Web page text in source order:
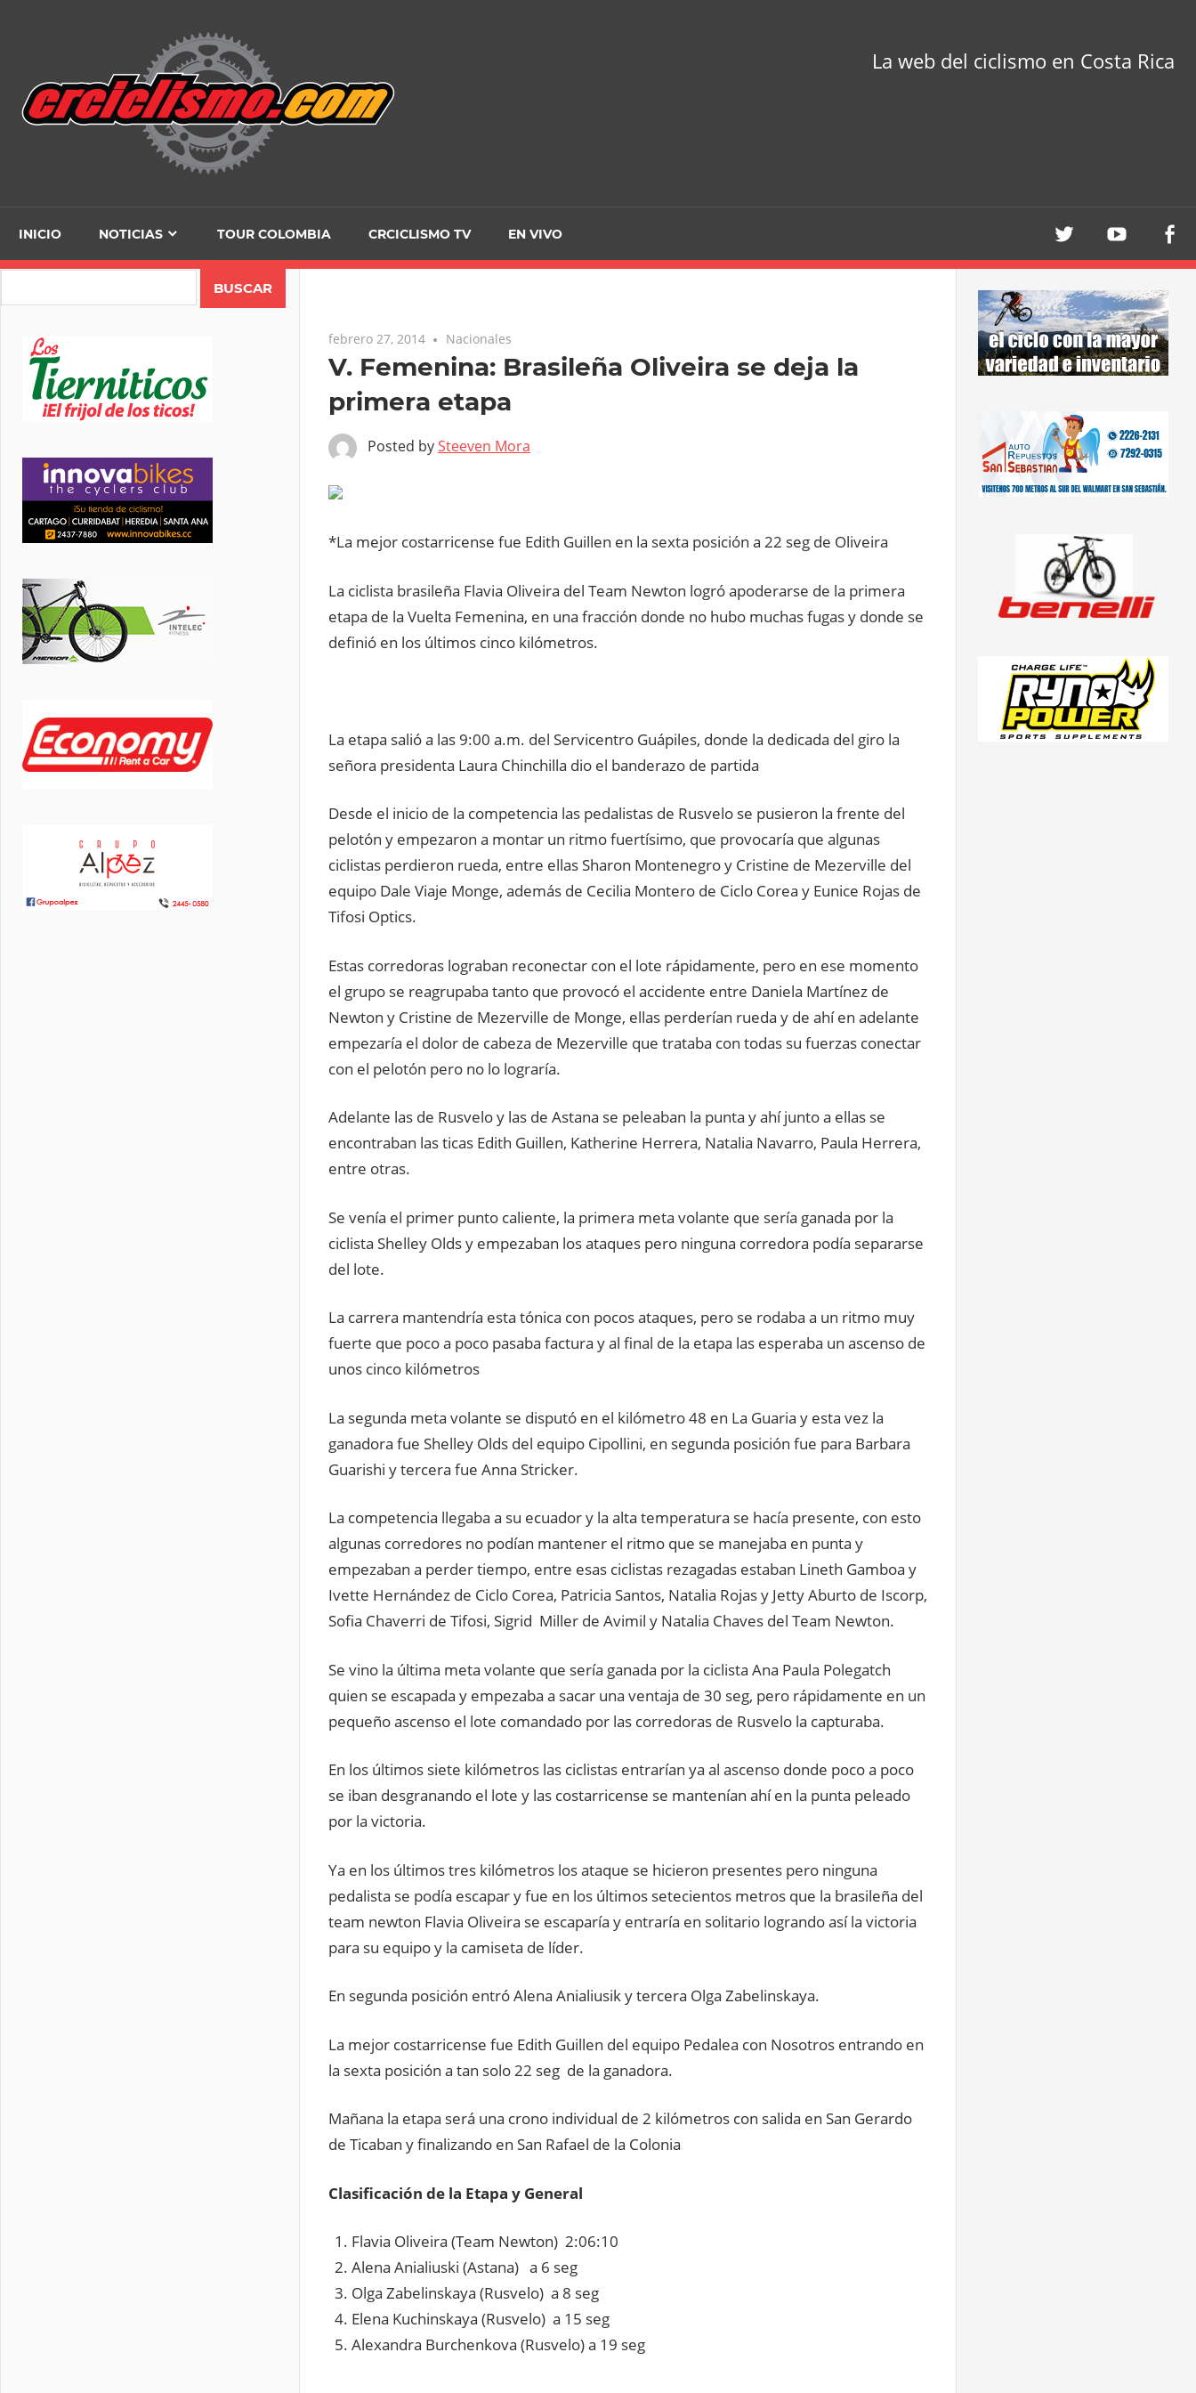
La web del ciclismo en Costa Rica
INICIO NOTICIAS TOUR COLOMBIA CRCICLISMO TV EN VIVO
febrero 27, 2014 Nacionales
V. Femenina: Brasileña Oliveira se deja la
primera etapa
Posted bySteeven Mora
*La mejor costarricense fue Edith Guillen en la sexta posición a 22 seg de Oliveira
La ciclista brasileña Flavia Oliveira del Team Newton logró apoderarse de la primera
etapa de la Vuelta Femenina, en una fracción donde no hubo muchas fugas y donde se
definió en los últimos cinco kilómetros.
La etapa salió a las 9:00 a.m. del Servicentro Guápiles, donde la dedicada del giro la
señora presidenta Laura Chinchilla dio el banderazo de partida
Desde el inicio de la competencia las pedalistas de Rusvelo se pusieron la frente del
pelotón y empezaron a montar un ritmo fuertísimo, que provocaría que algunas
ciclistas perdieron rueda, entre ellas Sharon Montenegro y Cristine de Mezerville del
equipo Dale Viaje Monge, además de Cecilia Montero de Ciclo Corea y Eunice Rojas de
Tifosi Optics.
Estas corredoras lograban reconectar con el lote rápidamente, pero en ese momento
el grupo se reagrupaba tanto que provocó el accidente entre Daniela Martínez de
Newton y Cristine de Mezerville de Monge, ellas perderían rueda y de ahí en adelante
empezaría el dolor de cabeza de Mezerville que trataba con todas su fuerzas conectar
con el pelotón pero no lo lograría.
Adelante las de Rusvelo y las de Astana se peleaban la punta y ahí junto a ellas se
encontraban las ticas Edith Guillen, Katherine Herrera, Natalia Navarro, Paula Herrera,
entre otras.
Se venía el primer punto caliente, la primera meta volante que sería ganada por la
ciclista Shelley Olds y empezaban los ataques pero ninguna corredora podía separarse
del lote.
La carrera mantendría esta tónica con pocos ataques, pero se rodaba a un ritmo muy
fuerte que poco a poco pasaba factura y al final de la etapa las esperaba un ascenso de
unos cinco kilómetros
La segunda meta volante se disputó en el kilómetro 48 en La Guaria y esta vez la
ganadora fue Shelley Olds del equipo Cipollini, en segunda posición fue para Barbara
Guarishi y tercera fue Anna Stricker.
La competencia llegaba a su ecuador y la alta temperatura se hacía presente, con esto
algunas corredores no podían mantener el ritmo que se manejaba en punta y
empezaban a perder tiempo, entre esas ciclistas rezagadas estaban Lineth Gamboa y
Ivette Hernández de Ciclo Corea, Patricia Santos, Natalia Rojas y Jetty Aburto de Iscorp,
Sofia Chaverri de Tifosi, Sigrid Miller de Avimil y Natalia Chaves del Team Newton.
Se vino la última meta volante que sería ganada por la ciclista Ana Paula Polegatch
quien se escapada y empezaba a sacar una ventaja de 30 seg, pero rápidamente en un
pequeño ascenso el lote comandado por las corredoras de Rusvelo la capturaba.
En los últimos siete kilómetros las ciclistas entrarían ya al ascenso donde poco a poco
se iban desgranando el lote y las costarricense se mantenían ahí en la punta peleado
por la victoria.
Ya en los últimos tres kilómetros los ataque se hicieron presentes pero ninguna
pedalista se podía escapar y fue en los últimos setecientos metros que la brasileña del
team newton Flavia Oliveira se escaparía y entraría en solitario logrando así la victoria
para su equipo y la camiseta de líder.
En segunda posición entró Alena Anialiusik y tercera Olga Zabelinskaya.
La mejor costarricense fue Edith Guillen del equipo Pedalea con Nosotros entrando en
la sexta posición a tan solo 22 seg de la ganadora.
Mañana la etapa será una crono individual de 2 kilómetros con salida en San Gerardo
de Ticaban y finalizando en San Rafael de la Colonia
Clasificación de la Etapa y General
Flavia Oliveira (Team Newton) 2:06:10
Alena Anialiuski (Astana) a 6 seg
Olga Zabelinskaya (Rusvelo) a 8 seg
Elena Kuchinskaya (Rusvelo) a 15 seg
Alexandra Burchenkova (Rusvelo) a 19 seg